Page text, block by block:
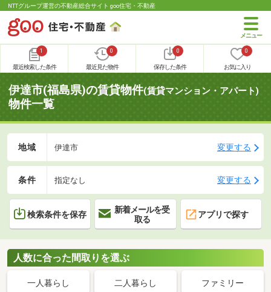
NTTグループ運営の不動産総合サイト goo住宅・不動産
1
最近検索した条件
0
最近見た物件
0
保存した条件
0
お気に入り
伊達市(福島県)の賃貸物件(賃貸マンション・アパート)
物件一覧
地域 伊達市 変更する
条件 指定なし 変更する
検索条件を保存
新着メールを受
取る
アプリで探す
人数に合った間取りを選ぶ
一人暮らし 二人暮らし ファミリー